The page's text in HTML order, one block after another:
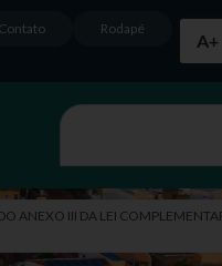
A+
Rodapé
Contato
ANEXO III DA LEI